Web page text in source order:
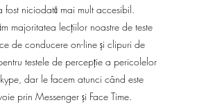
fost niciodată mai mult accesibil.
majoritatea lecțiilor noastre de teste
de conducere on-line și clipuri de
testele de percepție a pericolelor
dar le facem atunci când este
prin Messenger și Face Time.